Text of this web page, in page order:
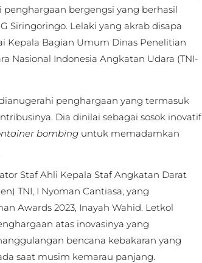
penghargaan bergengsi yang berhasil
Siringoringo. Lelaki yang akrab disapa
Kepala Bagian Umum Dinas Penelitian
Nasional Indonesia Angkatan Udara (TNI-
penghargaan yang termasuk
Dia dinilai sebagai sosok inovatif
bombinguntuk memadamkan
Staf Ahli Kepala Staf Angkatan Darat
TNI, I Nyoman Cantiasa, yang
Awards 2023, Inayah Wahid. Letkol
atas inovasinya yang
bencana kebakaran yang
saat musim kemarau panjang.